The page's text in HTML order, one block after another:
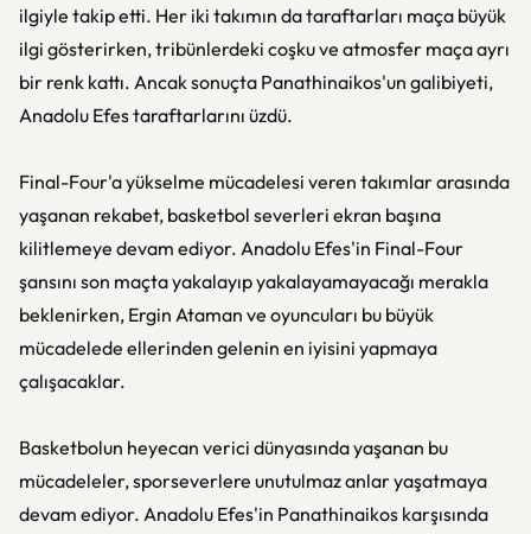
ilgiyle takip etti. Her iki takımın da taraftarları maça büyük
ilgi gösterirken, tribünlerdeki coşku ve atmosfer maça ayrı
bir renk kattı. Ancak sonuçta Panathinaikos'un galibiyeti,
Anadolu Efes taraftarlarını üzdü.
Final-Four'a yükselme mücadelesi veren takımlar arasında
yaşanan rekabet, basketbol severleri ekran başına
kilitlemeye devam ediyor. Anadolu Efes'in Final-Four
şansını son maçta yakalayıp yakalayamayacağı merakla
beklenirken, Ergin Ataman ve oyuncuları bu büyük
mücadelede ellerinden gelenin en iyisini yapmaya
çalışacaklar.
Basketbolun heyecan verici dünyasında yaşanan bu
mücadeleler, sporseverlere unutulmaz anlar yaşatmaya
devam ediyor. Anadolu Efes'in Panathinaikos karşısında